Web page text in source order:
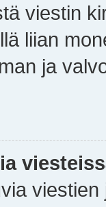
viestin
liian
ja